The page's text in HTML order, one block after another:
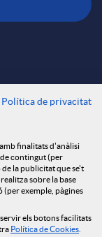
Política de privacitat
finalitats d'anàlisi
contingut (per
la publicitat que se't
sobre la base
(per exemple, pàgines
els botons facilitats
Política de Cookies